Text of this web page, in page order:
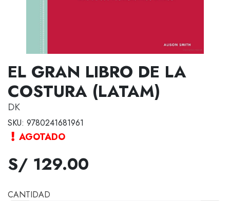
EL GRAN LIBRO DE LA
COSTURA (LATAM)
DK
SKU: 9780241681961
AGOTADO
S/ 129.00
CANTIDAD